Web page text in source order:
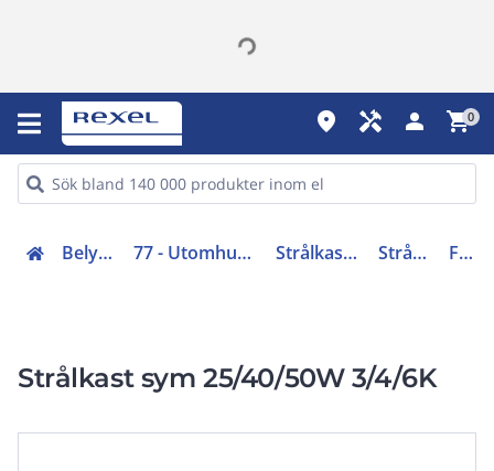
place handyman person shopping_cart0
Belysning (70-83) 77 - Utomhusarmaturer och stolpar Strålkastare och tillbehör Strålkastare LED FLD001
Strålkast sym 25/40/50W 3/4/6K